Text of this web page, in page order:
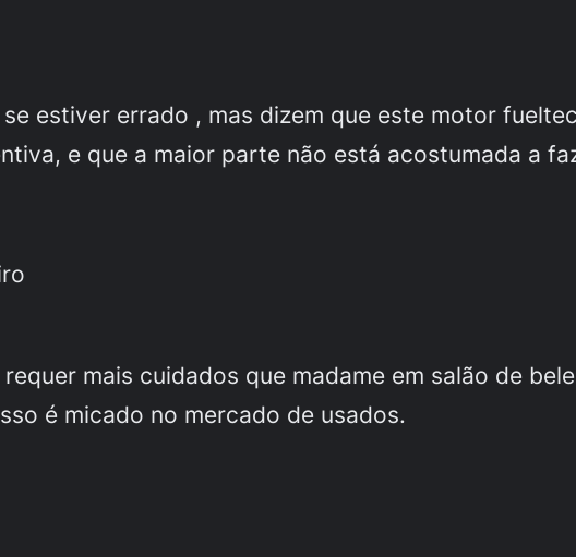
estiver errado , mas dizem que este motor
e que a maior parte não está acostumada a
mais cuidados que madame em salão de
é micado no mercado de usados.